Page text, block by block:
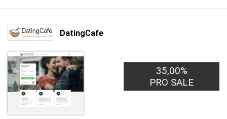
DatingCafe
0,50€
PRO LEAD
35,00%
PRO SALE